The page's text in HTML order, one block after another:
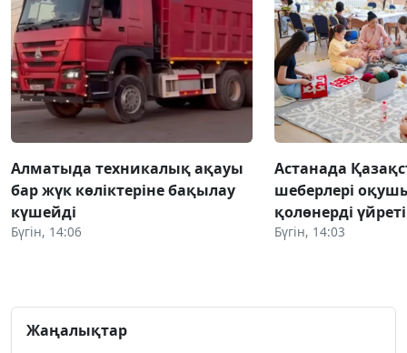
Алматыда техникалық ақауы
бар жүк көліктеріне бақылау
күшейді
Бүгін, 14:06
Астанада
шеберлері
қолөнерді
Бүгін, 14:03
Жаңалықтар